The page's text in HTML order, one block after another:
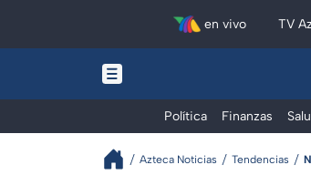
en vivo TV
Política Finanzas
Azteca Noticias Tendencias